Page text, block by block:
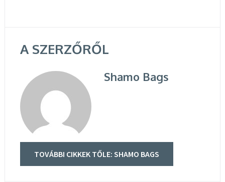
A SZERZŐRŐL
Shamo Bags
TOVÁBBI CIKKEK TŐLE: SHAMO BAGS